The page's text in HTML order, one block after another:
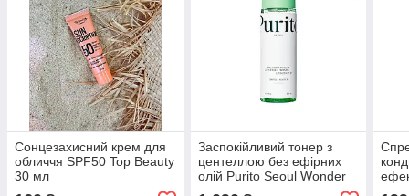
Сонцезахисний крем для
обличчя SPF50 Top Beauty
30 мл
Заспокійливий тонер з
центеллою без ефірних
олій Purito Seoul Wonder